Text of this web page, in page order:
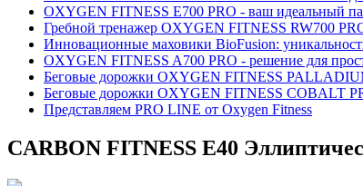
OXYGEN FITNESS E700 PRO - ваш идеальный
Гребной тренажер OXYGEN FITNESS RW700
Инновационные маховики BioFusion:
OXYGEN FITNESS A700 PRO - решение для
Беговые дорожки OXYGEN FITNESS
Беговые дорожки OXYGEN FITNESS COBALT
Представляем PRO LINE от Oxygen Fitness
CARBON FITNESS E40